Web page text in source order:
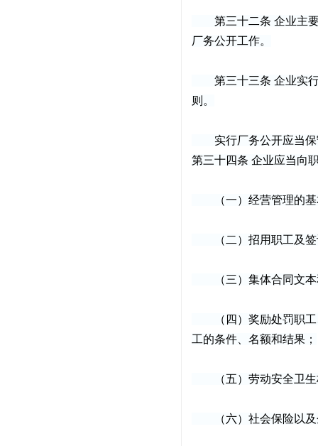
第三十二条 企业主要
厂务公开工作。
第三十三条 企业实行
则。
实行厂务公开应当保
第三十四条 企业应当向
（一）经营管理的基
（二）招用职工及签
（三）集体合同文本
（四）奖励处罚职工
工的条件、名额和结果；
（五）劳动安全卫生
（六）社会保险以及